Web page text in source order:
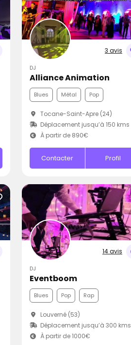
3 avis
DJ
Alliance Animation
Blues Métal Pop
Tocane-Saint-Apre (24)
Déplacement jusqu’à 150 kms
À partir de 890€
Contacter Profil
14 avis
DJ
Eventboom
Blues Pop Rap
Louverné (53)
Déplacement jusqu’à 300 kms
À partir de 1000€